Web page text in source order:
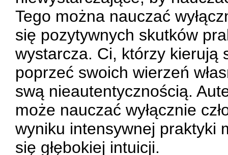
Tego można nauczać
się pozytywnych skutków
wystarcza. Ci, którzy kierują
poprzeć swoich wierzeń
swą nieautentycznością.
może nauczać wyłącznie
wyniku intensywnej praktyki
się głębokiej intuicji.